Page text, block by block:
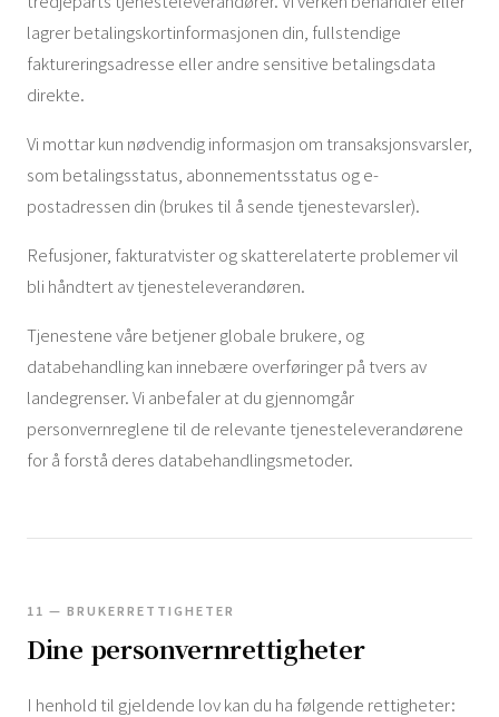
lagrer betalingskortinformasjonen din, fullstendige
faktureringsadresse eller andre sensitive betalingsdata
direkte.
Vi mottar kun nødvendig informasjon om transaksjonsvarsler,
som betalingsstatus, abonnementsstatus og e-
postadressen din (brukes til å sende tjenestevarsler).
Refusjoner, fakturatvister og skatterelaterte problemer vil
bli håndtert av tjenesteleverandøren.
Tjenestene våre betjener globale brukere, og
databehandling kan innebære overføringer på tvers av
landegrenser. Vi anbefaler at du gjennomgår
personvernreglene til de relevante tjenesteleverandørene
for å forstå deres databehandlingsmetoder.
11 — BRUKERRETTIGHETER
Dine personvernrettigheter
I henhold til gjeldende lov kan du ha følgende rettigheter: